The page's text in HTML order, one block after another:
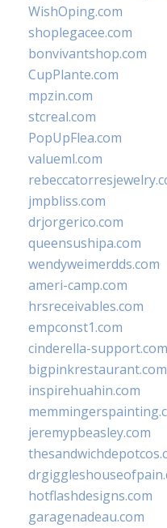
WishOping.com
shoplegacee.com
bonvivantshop.com
CupPlante.com
mpzin.com
stcreal.com
PopUpFlea.com
valueml.com
jmpbliss.com
drjorgerico.com
queensushipa.com
wendyweimerdds.com
ameri-camp.com
hrsreceivables.com
empconst1.com
cinderella-support.com
bigpinkrestaurant.com
inspirehuahin.com
jeremypbeasley.com
hotflashdesigns.com
garagenadeau.com